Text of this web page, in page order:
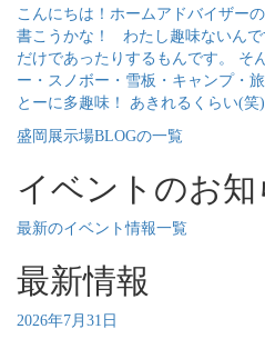
こんにちは！ホームアドバイザー
書こうかな！ わたし趣味ないん
だけであったりするもんです。 そ
ー・スノボー・雪板・キャンプ・
とーに多趣味！ あきれるくらい(
盛岡展示場BLOGの一覧
イベントのお知
最新のイベント情報一覧
最新情報
2026年7月31日